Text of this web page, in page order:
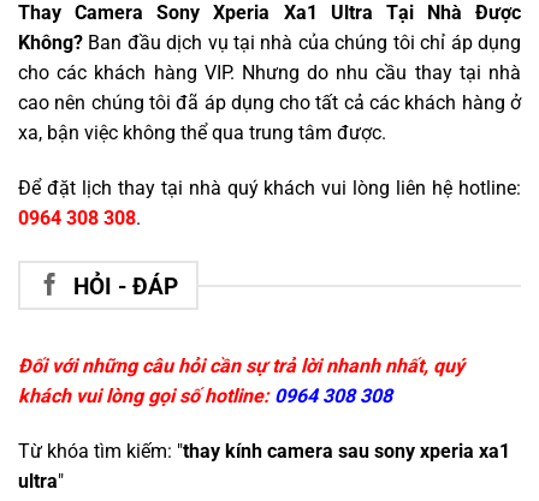
Thay Camera Sony Xperia Xa1 Ultra Tại Nhà Được
Không? Ban đầu dịch vụ tại nhà của chúng tôi chỉ áp dụng
cho các khách hàng VIP. Nhưng do nhu cầu thay tại nhà
cao nên chúng tôi đã áp dụng cho tất cả các khách hàng ở
xa, bận việc không thể qua trung tâm được.
Để đặt lịch thay tại nhà quý khách vui lòng liên hệ hotline:
0964 308 308.
HỎI - ĐÁP
Đối với những câu hỏi cần sự trả lời nhanh nhất, quý
khách vui lòng gọi số hotline: 0964 308 308
Từ khóa tìm kiếm: "thay kính camera sau sony xperia xa1
ultra"